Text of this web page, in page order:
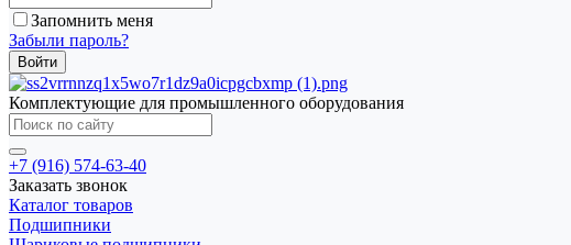
Запомнить меня
Забыли пароль?
Комплектующие для промышленного оборудования
+7 (916) 574-63-40
Заказать звонок
Каталог товаров
Подшипники